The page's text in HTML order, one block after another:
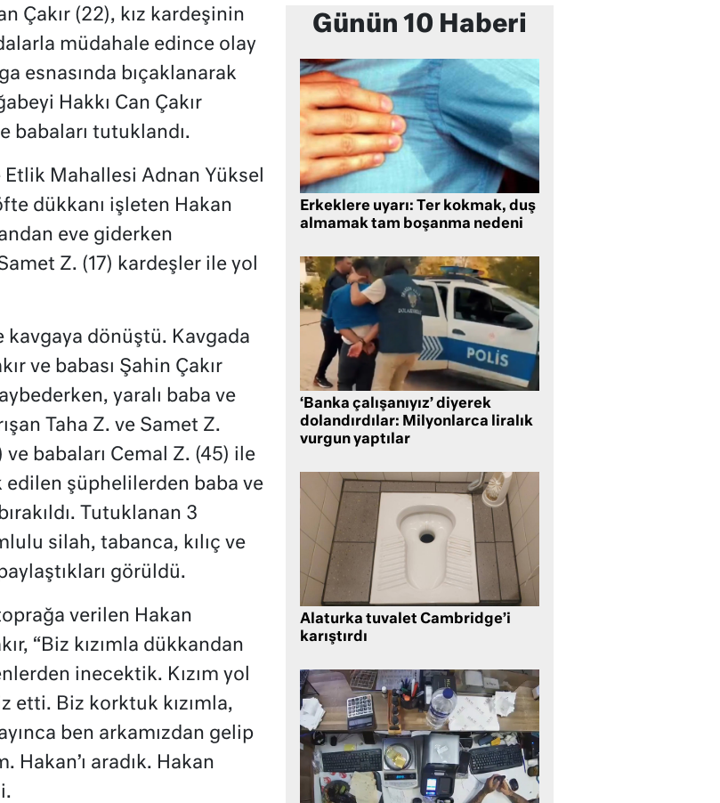
Çakır (22), kız kardeşinin
müdahale edince olay
esnasında bıçaklanarak
Hakkı Can Çakır
babaları tutuklandı.
Mahallesi Adnan Yüksel
dükkanı işleten Hakan
eve giderken
Z. (17) kardeşler ile yol
kavgaya dönüştü. Kavgada
ve babası Şahin Çakır
yaralı baba ve
Taha Z. ve Samet Z.
babaları Cemal Z. (45) ile
edilen şüphelilerden baba ve
Tutuklanan 3
silah, tabanca, kılıç ve
görüldü.
verilen Hakan
“Biz kızımla dükkandan
inecektik. Kızım yol
etti. Biz korktuk kızımla,
ben arkamızdan gelip
Hakan’ı aradık. Hakan
Günün 10 Haberi
Erkeklere uyarı: Ter kokmak, duş
almamak tam boşanma nedeni
‘Banka çalışanıyız’ diyerek
dolandırdılar: Milyonlarca liralık
vurgun yaptılar
Alaturka tuvalet Cambridge’i
karıştırdı